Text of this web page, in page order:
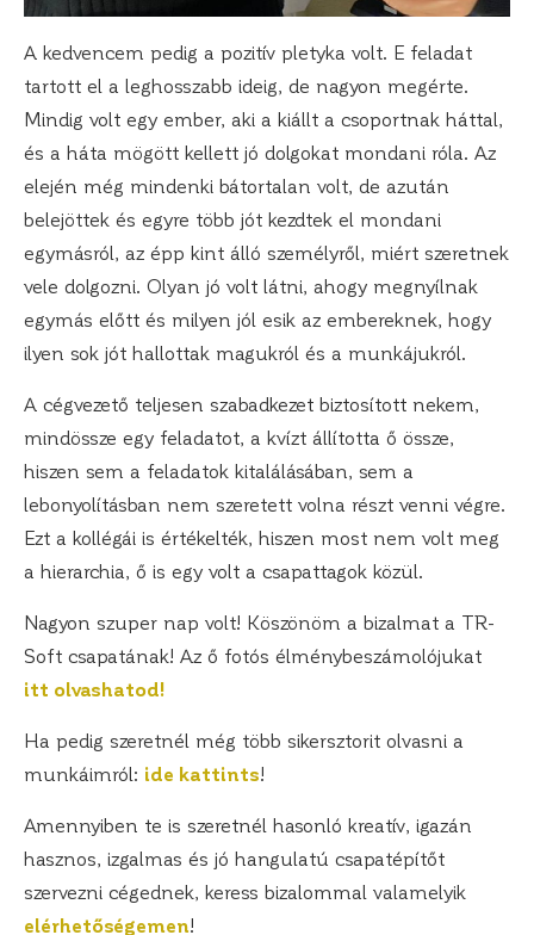
A kedvencem pedig a pozitív pletyka volt. E feladat
tartott el a leghosszabb ideig, de nagyon megérte.
Mindig volt egy ember, aki a kiállt a csoportnak háttal,
és a háta mögött kellett jó dolgokat mondani róla. Az
elején még mindenki bátortalan volt, de azután
belejöttek és egyre több jót kezdtek el mondani
egymásról, az épp kint álló személyről, miért szeretnek
vele dolgozni. Olyan jó volt látni, ahogy megnyílnak
egymás előtt és milyen jól esik az embereknek, hogy
ilyen sok jót hallottak magukról és a munkájukról.
A cégvezető teljesen szabadkezet biztosított nekem,
mindössze egy feladatot, a kvízt állította ő össze,
hiszen sem a feladatok kitalálásában, sem a
lebonyolításban nem szeretett volna részt venni végre.
Ezt a kollégái is értékelték, hiszen most nem volt meg
a hierarchia, ő is egy volt a csapattagok közül.
Nagyon szuper nap volt! Köszönöm a bizalmat a TR-
Soft csapatának! Az ő fotós élménybeszámolójukat
itt olvashatod!
Ha pedig szeretnél még több sikersztorit olvasni a
munkáimról: ide kattints!
Amennyiben te is szeretnél hasonló kreatív, igazán
hasznos, izgalmas és jó hangulatú csapatépítőt
szervezni cégednek, keress bizalommal valamelyik
elérhetőségemen!